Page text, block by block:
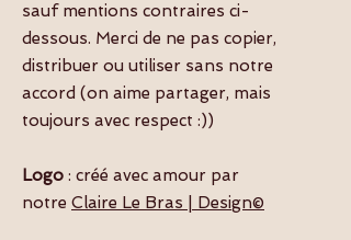
sauf mentions contraires ci-
dessous. Merci de ne pas copier,
distribuer ou utiliser sans notre
accord (on aime partager, mais
toujours avec respect :))
Logo : créé avec amour par
notre Claire Le Bras | Design©